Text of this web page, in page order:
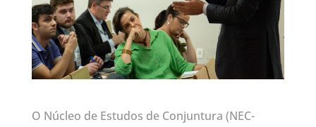
O Núcleo de Estudos de Conjuntura (NEC-